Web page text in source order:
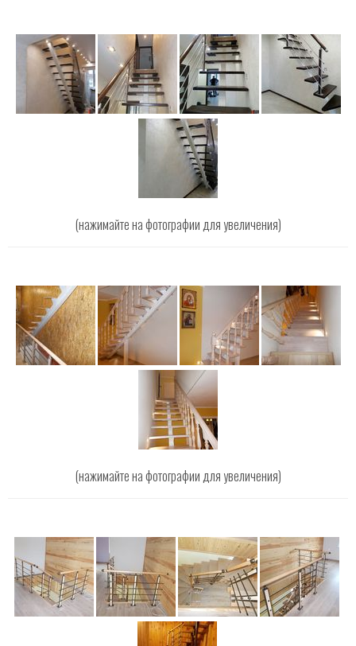
(нажимайте на фотографии для увеличения)
(нажимайте на фотографии для увеличения)